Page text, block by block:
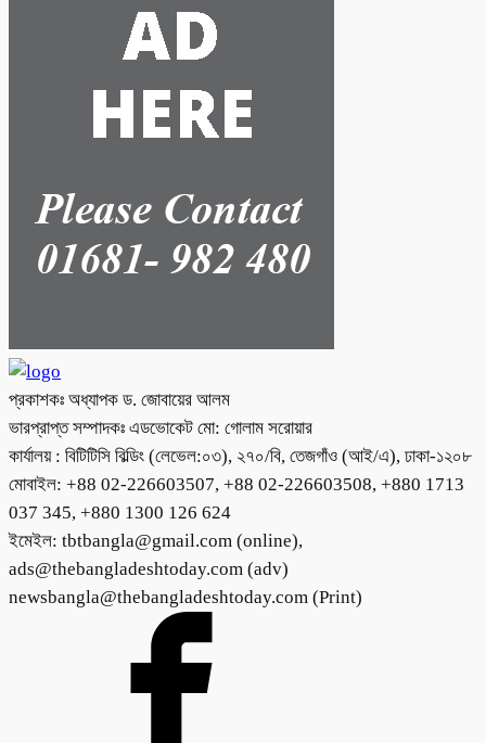
প্রকাশকঃ অধ্যাপক ড. জোবায়ের আলম
ভারপ্রাপ্ত সম্পাদকঃ এডভোকেট মো: গোলাম সরোয়ার
কার্যালয় : বিটিটিসি বিল্ডিং (লেভেল:০৩), ২৭০/বি, তেজগাঁও (আই/এ), ঢাকা-১২০৮
মোবাইল: +88 02-226603507, +88 02-226603508, +880 1713
037 345, +880 1300 126 624
ইমেইল: tbtbangla@gmail.com (online),
ads@thebangladeshtoday.com (adv)
newsbangla@thebangladeshtoday.com (Print)